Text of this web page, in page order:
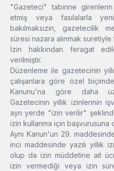
"Gazeteci" tabirine
etmiş veya fasılalarla
bakılmaksızın, gazetecilik
süresi nazara alınmak suretiyle
İzin hakkından feragat
verilmiştir.
Düzenleme ile gazetecinin
çalışanlara göre özel
Kanunu'na göre daha
Gazetecinin yıllık izinlerinin
ayrı yerde "izin verilir"
izin kullanma için başvurusuna
Aynı Kanun'un 29.
inci maddesinde yazılı
olup da izin müddetine ait
izin vermediği veya izin